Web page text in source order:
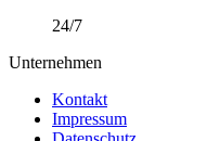
24/7
Unternehmen
Kontakt
Impressum